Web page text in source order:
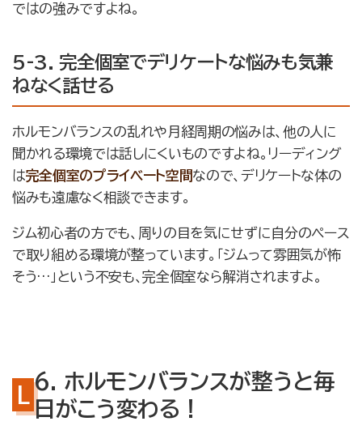
ではの強みですよね。
5-3. 完全個室でデリケートな悩みも気兼
ねなく話せる
ホルモンバランスの乱れや月経周期の悩みは、他の人に
聞かれる環境では話しにくいものですよね。リーディング
は完全個室のプライベート空間なので、デリケートな体の
悩みも遠慮なく相談できます。
ジム初心者の方でも、周りの目を気にせずに自分のペース
で取り組める環境が整っています。「ジムって雰囲気が怖
そう…」という不安も、完全個室なら解消されますよ。
6. ホルモンバランスが整うと毎
日がこう変わる！